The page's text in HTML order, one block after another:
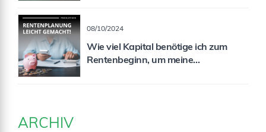
08/10/2024
Wie viel Kapital benötige ich zum
Rentenbeginn, um meine
ARCHIV